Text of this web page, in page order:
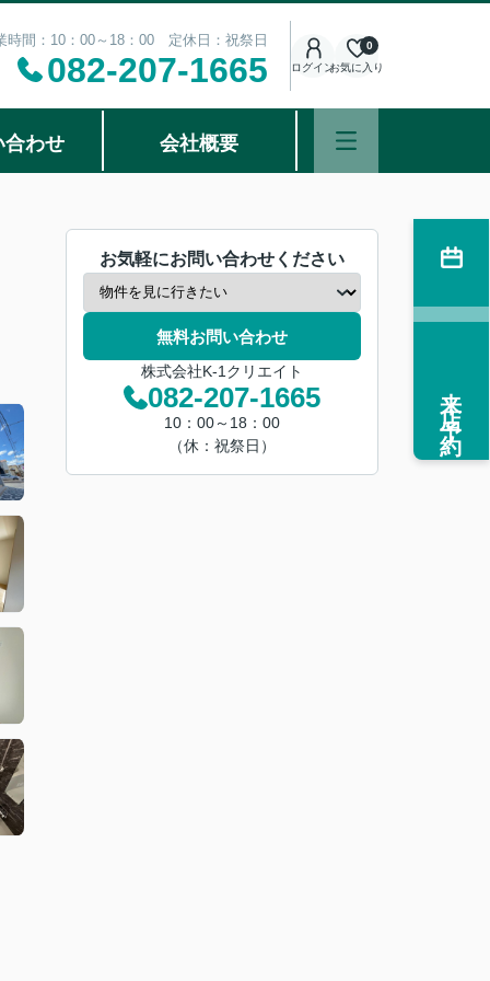
時間：10：00～18：00 定休日：祝祭日
082-207-1665 ログインお気に入り
0
合わせ 会社概要
お気軽にお問い合わせください
無料お問い合わせ
株式会社K-1クリエイト
082-207-1665
10：00～18：00
（休：祝祭日）
来店予約